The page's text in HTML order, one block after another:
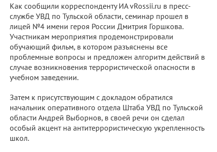
Как сообщили корреспонденту ИА vRossii.ru в пресс-
службе УВД по Тульской области, семинар прошел в
лицей №4 имени героя России Дмитрия Горшкова.
Участникам мероприятия продемонстрировали
обучающий фильм, в котором разъяснены все
проблемные вопросы и предложен алгоритм действий в
случае возникновения террористической опасности в
учебном заведении.
Затем к присутствующим с докладом обратился
начальник оперативного отдела Штаба УВД по Тульской
области Андрей Выборнов, в своей речи он сделал
особый акцент на антитеррористическую укрепленность
школ.